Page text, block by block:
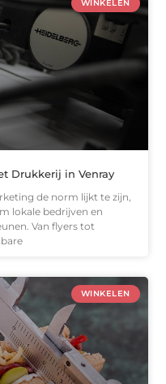
WINKELEN
Drukkerij in Venray
de norm lijkt te zijn,
lokale bedrijven en
Van flyers tot
WINKELEN